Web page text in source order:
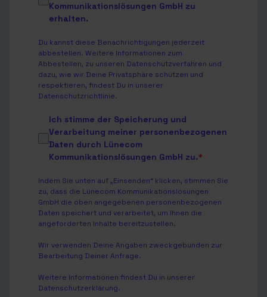
Kommunikationslösungen GmbH zu
erhalten.
Du kannst diese Benachrichtigungen jederzeit
abbestellen. Weitere Informationen zum
Abbestellen, zu unseren Datenschutzverfahren und
dazu, wie wir Deine Privatsphäre schützen und
respektieren, findest Du in unserer
Datenschutzrichtlinie.
Ich stimme der Speicherung und
Verarbeitung meiner personenbezogenen
Daten durch Lünecom
Kommunikationslösungen GmbH zu.*
Indem Sie unten auf „Einsenden“ klicken, stimmen Sie
zu, dass die Lünecom Kommunikationslösungen
GmbH die oben angegebenen personenbezogenen
Daten speichert und verarbeitet, um Ihnen die
angeforderten Inhalte bereitzustellen.
Wir verwenden Deine Angaben zweckgebunden zur
Bearbeitung Deiner Anfrage.
Weitere Informationen findest Du in unserer
Datenschutzerklärung.